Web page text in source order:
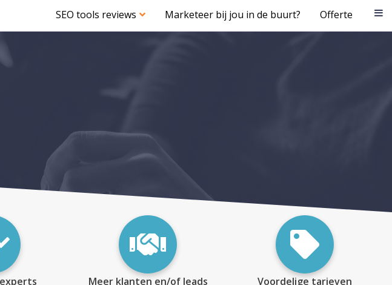
SEO tools reviews Marketeer bij jou in de buurt? Offerte
Meer klanten en/of leads Voordelige tarieven